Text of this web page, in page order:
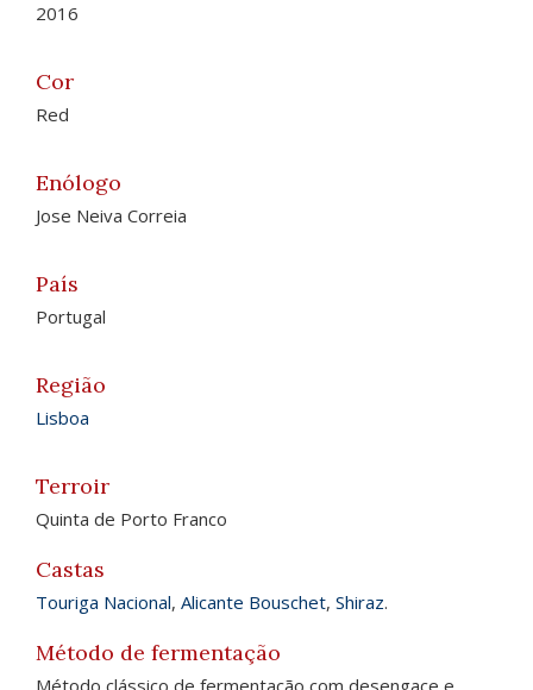
2016
Cor
Red
Enólogo
Jose Neiva Correia
País
Portugal
Região
Lisboa
Terroir
Quinta de Porto Franco
Castas
Touriga Nacional, Alicante Bouschet, Shiraz.
Método de fermentação